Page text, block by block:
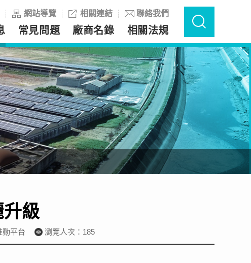
網站導覽 相關連結 聯絡我們
常見問題 廠商名錄 相關法規
級
動平台 瀏覽人次：185